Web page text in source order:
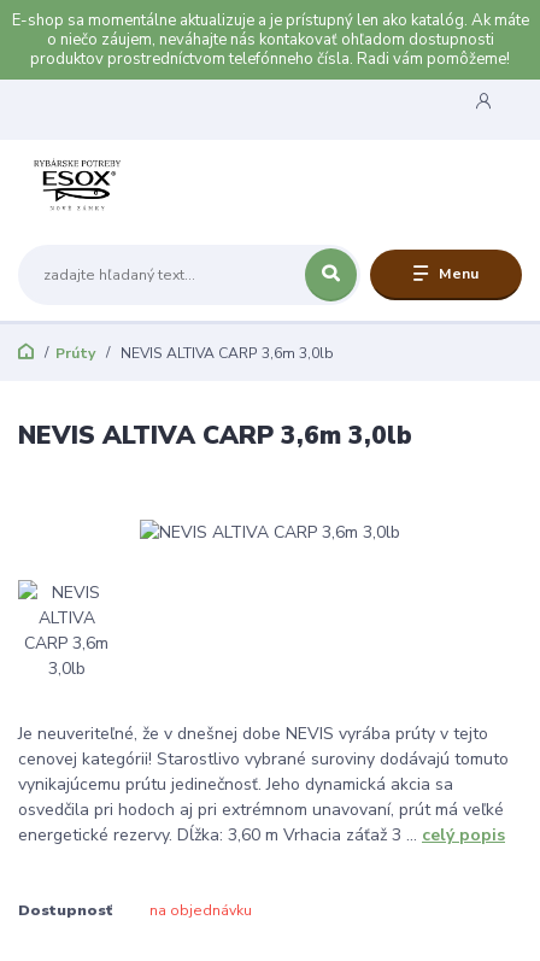
E-shop sa momentálne aktualizuje a je prístupný len ako katalóg. Ak máte
o niečo záujem, neváhajte nás kontakovať ohľadom dostupnosti
produktov prostredníctvom telefónneho čísla. Radi vám pomôžeme!
Menu
Prúty NEVIS ALTIVA CARP 3,6m 3,0lb
NEVIS ALTIVA CARP 3,6m 3,0lb
Je neuveriteľné, že v dnešnej dobe NEVIS vyrába prúty v tejto
cenovej kategórii! Starostlivo vybrané suroviny dodávajú tomuto
vynikajúcemu prútu jedinečnosť. Jeho dynamická akcia sa
osvedčila pri hodoch aj pri extrémnom unavovaní, prút má veľké
energetické rezervy. Dĺžka: 3,60 m Vrhacia záťaž 3 ... celý popis
Dostupnosť na objednávku